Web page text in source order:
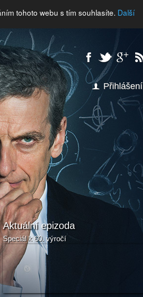
tohoto webu s tím souhlasíte. Další
Přihlášení
Aktuální epizoda
Speciál k 60. výročí